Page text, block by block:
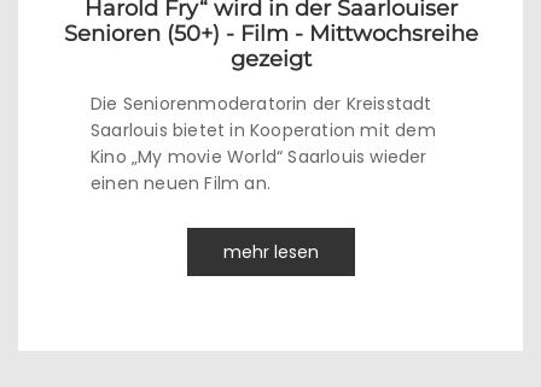
Harold Fry“ wird in der Saarlouiser
Senioren (50+) - Film - Mittwochsreihe
gezeigt
Die Seniorenmoderatorin der Kreisstadt
Saarlouis bietet in Kooperation mit dem
Kino „My movie World“ Saarlouis wieder
einen neuen Film an.
mehr lesen